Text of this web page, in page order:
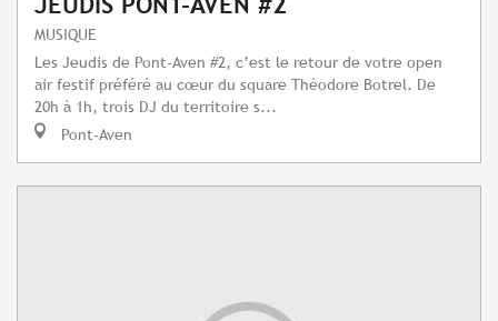
MUSIQUE
Les Jeudis de Pont-Aven #2, c’est le retour de votre open
air festif préféré au cœur du square Théodore Botrel. De
20h à 1h, trois DJ du territoire s...
Pont-Aven